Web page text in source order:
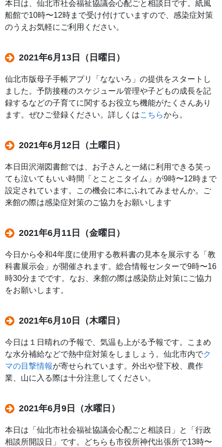
本日は、仙北市社会福祉協議会心配ごと相談日です。紙風
船館で10時〜12時まで受け付けていますので、感染症対策
のうえお気軽にご利用ください。
2021年6月13日（日曜日）
仙北市版母子手帳アプリ「なないろ」の提供をスタートし
ました。予防接種のスケジュール管理や子どもの成長を記
録するなどの子育てに関するお役立ち機能がたくさんあり
ます。ぜひご登録ください。詳しくはこちらから。
2021年6月12日（土曜日）
本日田沢湖図書館では、お子さんと一緒に利用できる笑っ
ても泣いてもいい時間「とことこタイム」が9時〜12時まで
設定されています。この機会に本にふれてみませんか。ご
来館の際は感染症対策のご協力をお願いします
2021年6月11日（金曜日）
今日から令和4年度に使用する教科書の見本を展示する「教
科書展示会」が開催されます。総合情報センターで9時〜16
時30分までです。なお、来館の際は感染防止対策にご協力
をお願いします。
2021年6月10日（木曜日）
今日は１日晴れの予報で、気温も上がる予報です。こまめ
な水分補給などで熱中症対策をしましょう。仙北市内でク
マの目撃情報が寄せられています。外出や登下校、農作
業、山に入る際は十分注意してください。
2021年6月9日（水曜日）
本日は「仙北市社会福祉協議会心配ごと相談日」と「行政
相談所開設日」です。どちらも市役所神代出張所で13時〜